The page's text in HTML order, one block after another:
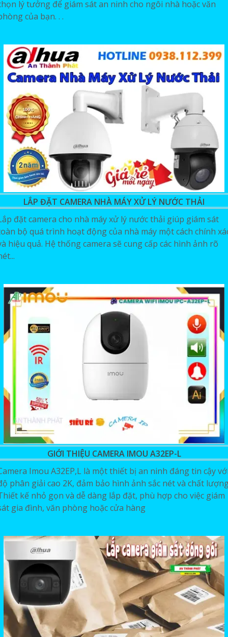
lý tưởng để giám sát an ninh cho ngôi nhà hoặc văn
của bạn. . .
LẮP ĐẶT CAMERA NHÀ MÁY XỬ LÝ NƯỚC THẢI
đặt camera cho nhà máy xử lý nước thải giúp giám sát
bộ quá trình hoạt động của nhà máy một cách chính
hiệu quả. Hệ thống camera sẽ cung cấp các hình ảnh rõ
GIỚI THIỆU CAMERA IMOU A32EP-L
Imou A32EP,L là một thiết bị an ninh đáng tin cậy
phân giải cao 2K, đảm bảo hình ảnh sắc nét và chất
kế nhỏ gọn và dễ dàng lắp đặt, phù hợp cho việc giám
gia đình, văn phòng hoặc cửa hàng